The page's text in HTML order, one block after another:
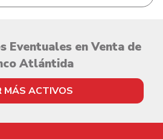
Eventuales en Venta de
Atlántida
MÁS ACTIVOS